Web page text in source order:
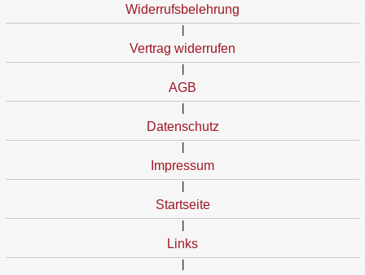
Widerrufsbelehrung
Vertrag widerrufen
AGB
Datenschutz
Impressum
Startseite
Links